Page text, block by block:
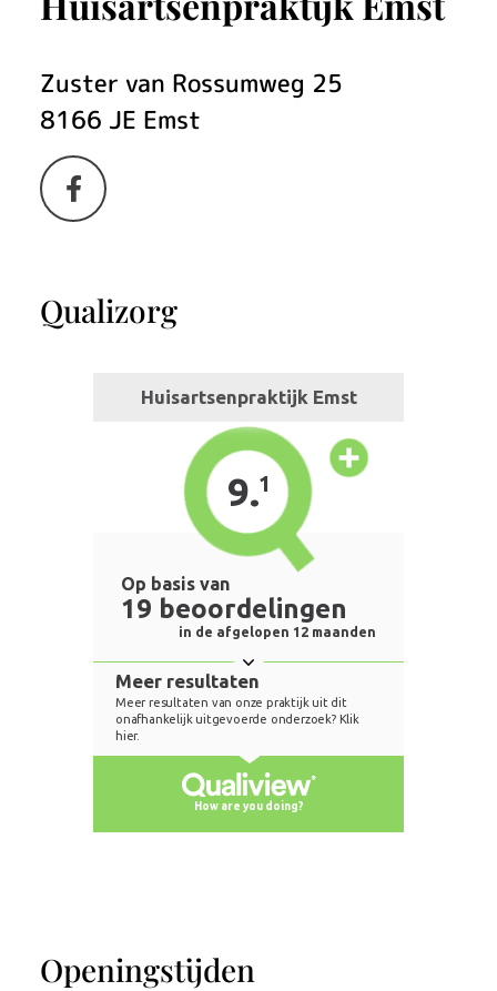
Zuster van Rossumweg 25
8166 JE Emst
Bezoek
pagina
Qualizorg
Openingstijden